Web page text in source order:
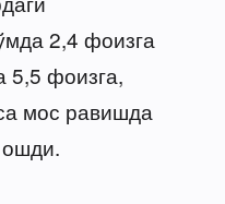
2,4 фоизга
5,5 фоизга,
мос равишда